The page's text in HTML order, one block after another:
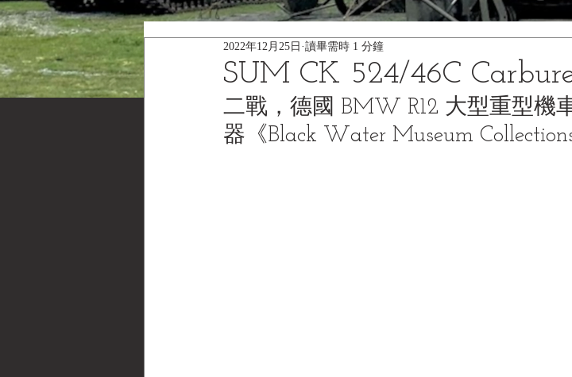
SUM CK 524/46C
2022年12月25日 讀畢需時 1 分鐘
二戰，德國 BMW R12 大型重型機
器《Black Water Museum